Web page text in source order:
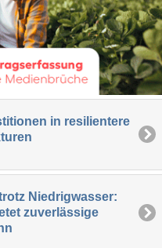
in resilientere
Niedrigwasser:
zuverlässige